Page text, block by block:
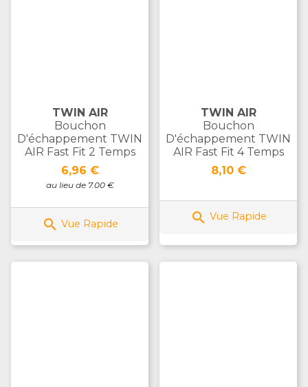
TWIN AIR
Bouchon
D'échappement TWIN
AIR Fast Fit 2 Temps
Prix
6,96 €
au lieu de 7.00 €
 Vue Rapide
TWIN AIR
Bouchon
D'échappement TWIN
AIR Fast Fit 4 Temps
Prix
8,10 €
 Vue Rapide